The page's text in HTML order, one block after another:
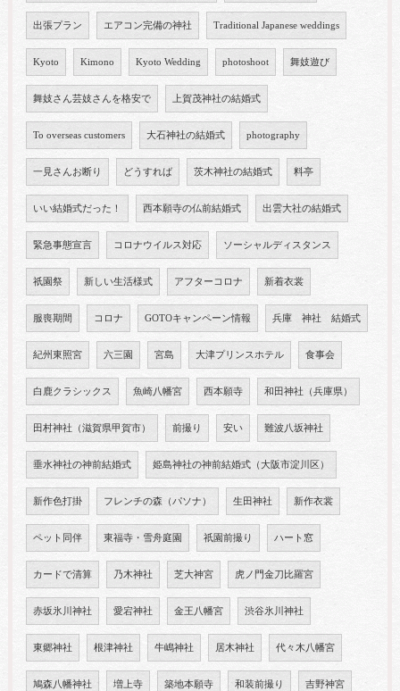
出張プラン エアコン完備の神社 Traditional Japanese weddings
Kyoto Kimono Kyoto Wedding photoshoot 舞妓遊び
舞妓さん芸妓さんを格安で 上賀茂神社の結婚式
To overseas customers 大石神社の結婚式 photography
一見さんお断り どうすれば 茨木神社の結婚式 料亭
いい結婚式だった！ 西本願寺の仏前結婚式 出雲大社の結婚式
緊急事態宣言 コロナウイルス対応 ソーシャルディスタンス
祇園祭 新しい生活様式 アフターコロナ 新着衣裳
服喪期間 コロナ GOTOキャンペーン情報 兵庫 神社 結婚式
紀州東照宮 六三園 宮島 大津プリンスホテル 食事会
白鹿クラシックス 魚崎八幡宮 西本願寺 和田神社（兵庫県）
田村神社（滋賀県甲賀市） 前撮り 安い 難波八坂神社
垂水神社の神前結婚式 姫島神社の神前結婚式（大阪市淀川区）
新作色打掛 フレンチの森（パソナ） 生田神社 新作衣裳
ペット同伴 東福寺・雪舟庭園 祇園前撮り ハート窓
カードで清算 乃木神社 芝大神宮 虎ノ門金刀比羅宮
赤坂氷川神社 愛宕神社 金王八幡宮 渋谷氷川神社
東郷神社 根津神社 牛嶋神社 居木神社 代々木八幡宮
鳩森八幡神社 増上寺 築地本願寺 和装前撮り 吉野神宮